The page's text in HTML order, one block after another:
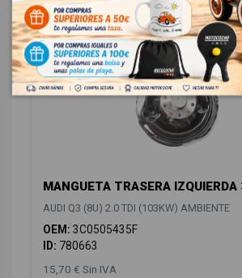
MANGUETA TRASERA
AUDI Q3 (8U) 2.0 TDI (103KW) AMBIENTE
OEM: 3C0505435F
ID: 780663
15,70 € Sin IVA